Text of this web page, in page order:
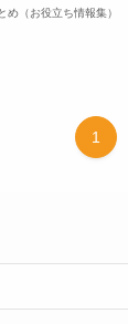
め（お役立ち情報集）
1